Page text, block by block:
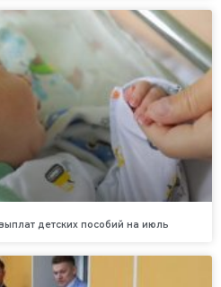
детских пособий на июль